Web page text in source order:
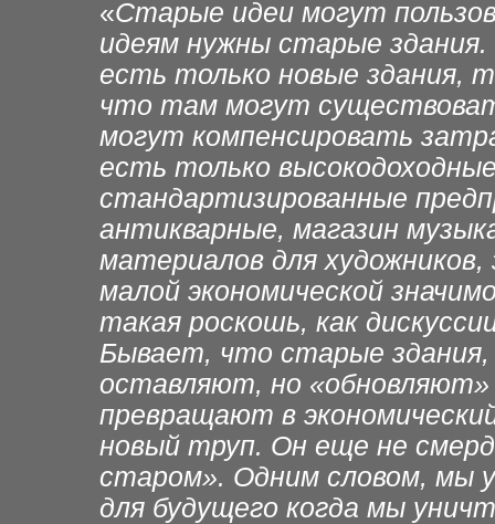
«Старые идеи могут
идеям нужны старые здания.
есть только новые здания,
что там могут
могут компенсировать
есть только
стандартизированные
антикварные, магазин
материалов для
малой экономической
такая роскошь, как
Бывает, что старые здания,
оставляют, но «обновляют»
превращают в
новый труп. Он еще не
старом». Одним словом, мы
для будущего когда мы